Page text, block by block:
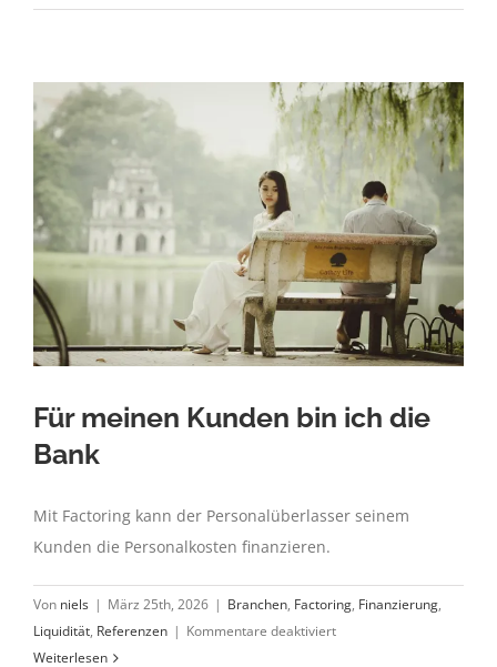
bringt
Für meinen Kunden bin ich die
Bank
Mit Factoring kann der Personalüberlasser seinem
Kunden die Personalkosten finanzieren.
Von niels | März 25th, 2026 | Branchen, Factoring, Finanzierung,
Liquidität, Referenzen | Kommentare deaktiviertfür
Weiterlesen